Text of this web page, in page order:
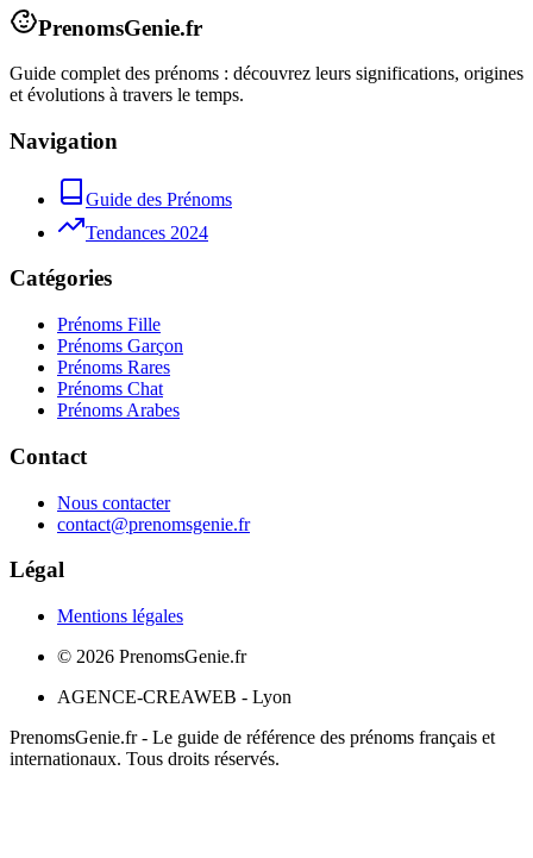
PrenomsGenie.fr
Guide complet des prénoms : découvrez leurs significations, origines
et évolutions à travers le temps.
Navigation
Guide des Prénoms
Tendances 2024
Catégories
Prénoms Fille
Prénoms Garçon
Prénoms Rares
Prénoms Chat
Prénoms Arabes
Contact
Nous contacter
contact@prenomsgenie.fr
Légal
Mentions légales
© 2026 PrenomsGenie.fr
AGENCE-CREAWEB - Lyon
PrenomsGenie.fr - Le guide de référence des prénoms français et
internationaux. Tous droits réservés.